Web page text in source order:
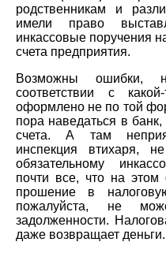
родственникам и
имели право
инкассовые поручения
счета предприятия.
Возможны ошибки,
соответствии с
оформлено не по той
пора наведаться в банк,
счета. А там
инспекция втихаря,
обязательному
почти все, что на этом
прошение в
пожалуйста, не
задолженности.
даже возвращает деньги.